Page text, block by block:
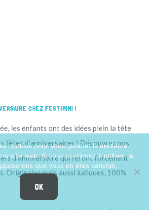
CHEZ FESTIMINI !
les enfants ont des idées plein la tête
fêtes d’anniversaires ! Découvrez nos
d’anniversaire qui feront forcément
Originales mais aussi ludiques, 100%
cookies pour vous garantir la meilleure
site web. Si vous continuez à utiliser ce
que vous en êtes satisfait.
OK